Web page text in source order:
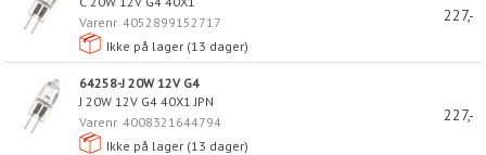
Varenr 4052899152717
Ikke på lager (13 dager)
227,-
64258-J 20W 12V G4
J 20W 12V G4 40X1 JPN
Varenr 4008321644794
Ikke på lager (13 dager)
227,-